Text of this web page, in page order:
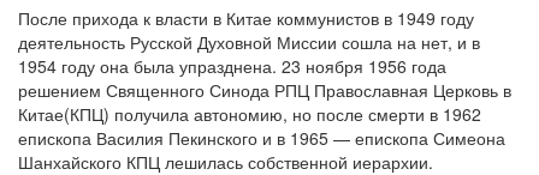
После прихода к власти в Китае коммунистов в 1949 году
деятельность Русской Духовной Миссии сошла на нет, и в
1954 году она была упразднена. 23 ноября 1956 года
решением Священного Синода РПЦ Православная Церковь в
Китае(КПЦ) получила автономию, но после смерти в 1962
епископа Василия Пекинского и в 1965 — епископа Симеона
Шанхайского КПЦ лешилась собственной иерархии.